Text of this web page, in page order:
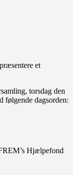
et
torsdag den
følgende dagsorden:
Hjælpefond